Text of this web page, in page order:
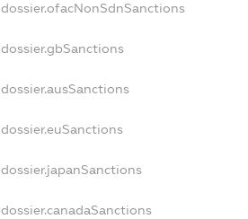
dossier.ofacNonSdnSanctions
dossier.gbSanctions
dossier.ausSanctions
dossier.euSanctions
dossier.japanSanctions
dossier.canadaSanctions